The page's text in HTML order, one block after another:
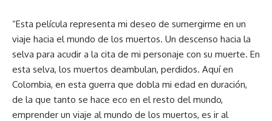
“Esta película representa mi deseo de sumergirme en un
viaje hacia el mundo de los muertos. Un descenso hacia la
selva para acudir a la cita de mi personaje con su muerte. En
esta selva, los muertos deambulan, perdidos. Aquí en
Colombia, en esta guerra que dobla mi edad en duración,
de la que tanto se hace eco en el resto del mundo,
emprender un viaje al mundo de los muertos, es ir al